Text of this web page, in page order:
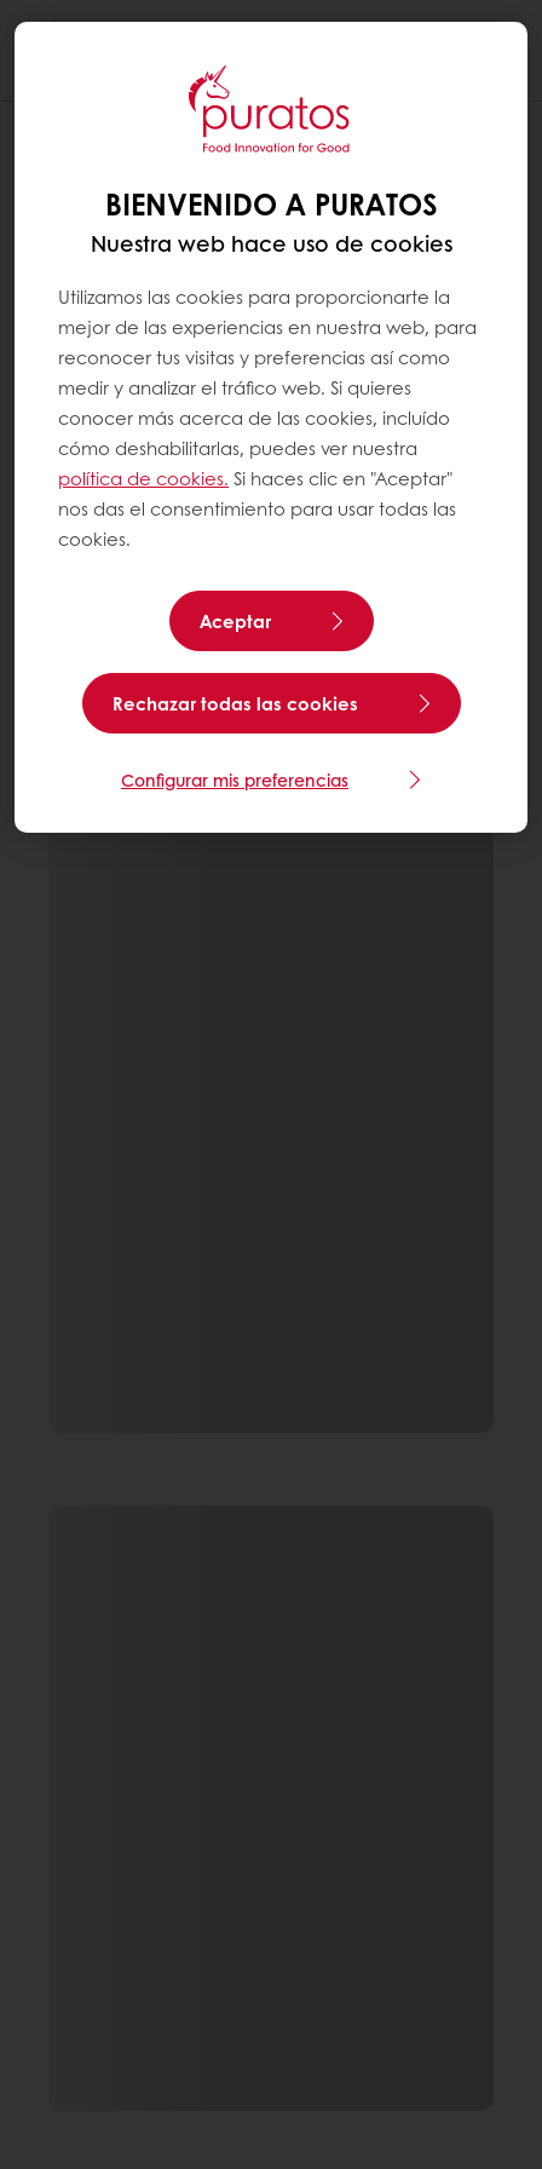
BIENVENIDO A PURATOS
Nuestra web hace uso de cookies
Utilizamos las cookies para proporcionarte la
mejor de las experiencias en nuestra web, para
reconocer tus visitas y preferencias así como
medir y analizar el tráfico web. Si quieres
conocer más acerca de las cookies, incluído
cómo deshabilitarlas, puedes ver nuestra
política de cookies. Si haces clic en "Aceptar"
nos das el consentimiento para usar todas las
cookies.
Aceptar
Rechazar todas las cookies
Configurar mis preferencias